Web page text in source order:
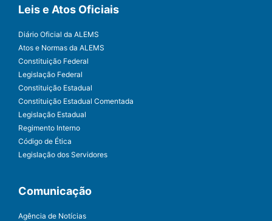
Leis e Atos Oficiais
Diário Oficial da ALEMS
Atos e Normas da ALEMS
Constituição Federal
Legislação Federal
Constituição Estadual
Constituição Estadual Comentada
Legislação Estadual
Regimento Interno
Código de Ética
Legislação dos Servidores
Comunicação
Agência de Notícias